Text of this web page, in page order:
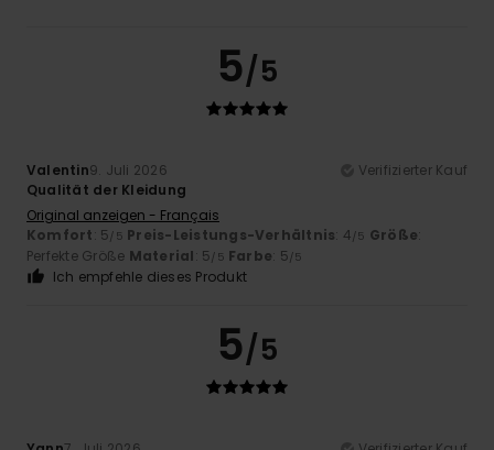
5/5
Valentin9. Juli 2026
Verifizierter Kauf
Qualität der Kleidung
Original anzeigen - Français
Komfort: 5/5 Preis-Leistungs-Verhältnis: 4/5 Größe:
Perfekte Größe Material: 5/5 Farbe: 5/5
Ich empfehle dieses Produkt
5/5